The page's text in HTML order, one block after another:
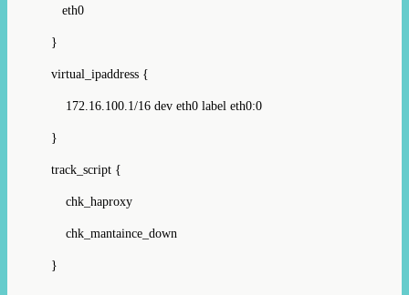
eth0
}
virtual_ipaddress {
172.16.100.1/16 dev eth0 label eth0:0
}
track_script {
chk_haproxy
chk_mantaince_down
}